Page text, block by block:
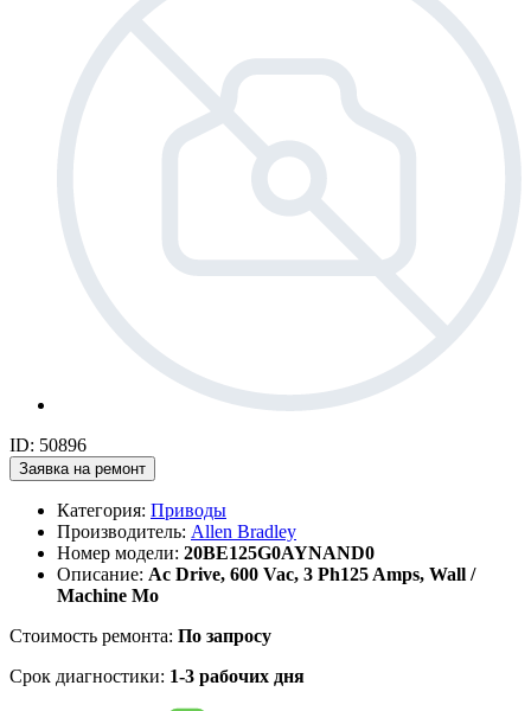
ID: 50896
Заявка на ремонт
Категория: Приводы
Производитель: Allen Bradley
Номер модели: 20BE125G0AYNAND0
Описание: Ac Drive, 600 Vac, 3 Ph125 Amps, Wall /
Machine Mo
Стоимость ремонта: По запросу
Срок диагностики: 1-3 рабочих дня